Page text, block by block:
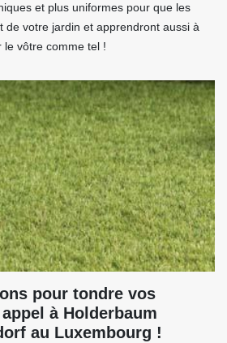
et plus uniformes pour que les
de votre jardin et apprendront aussi à
vôtre comme tel !
pour tondre vos
à Holderbaum
au Luxembourg !